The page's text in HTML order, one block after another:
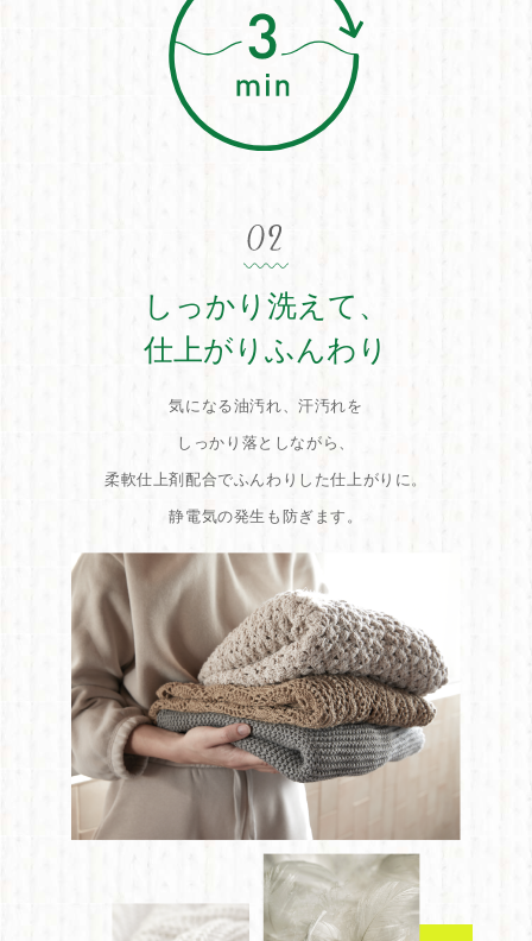
しっかり洗えて、
仕上がりふんわり
気になる油汚れ、汗汚れを
しっかり落としながら、
柔軟仕上剤配合でふんわりした仕上がりに。
静電気の発生も防ぎます。